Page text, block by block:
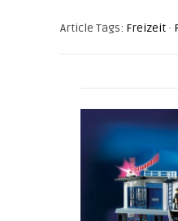
Article Tags: Freizeit ·